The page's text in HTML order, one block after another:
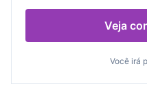
Veja
Você irá